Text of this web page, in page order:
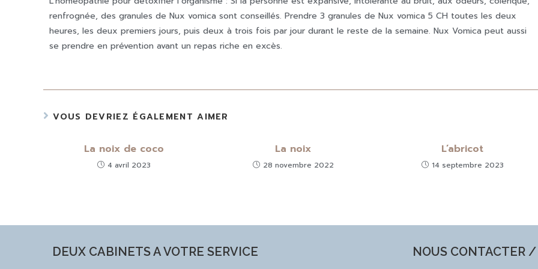
renfrognée, des granules de Nux vomica sont conseillés. Prendre 3 granules de Nux vomica 5 CH toutes les deux
heures, les deux premiers jours, puis deux à trois fois par jour durant le reste de la semaine. Nux Vomica peut aussi
se prendre en prévention avant un repas riche en excès.
VOUS DEVRIEZ ÉGALEMENT AIMER
La noix de coco
4 avril 2023
La noix
28 novembre 2022
L’abricot
14 septembre 2023
DEUX CABINETS A VOTRE SERVICE NOUS CONTACTER